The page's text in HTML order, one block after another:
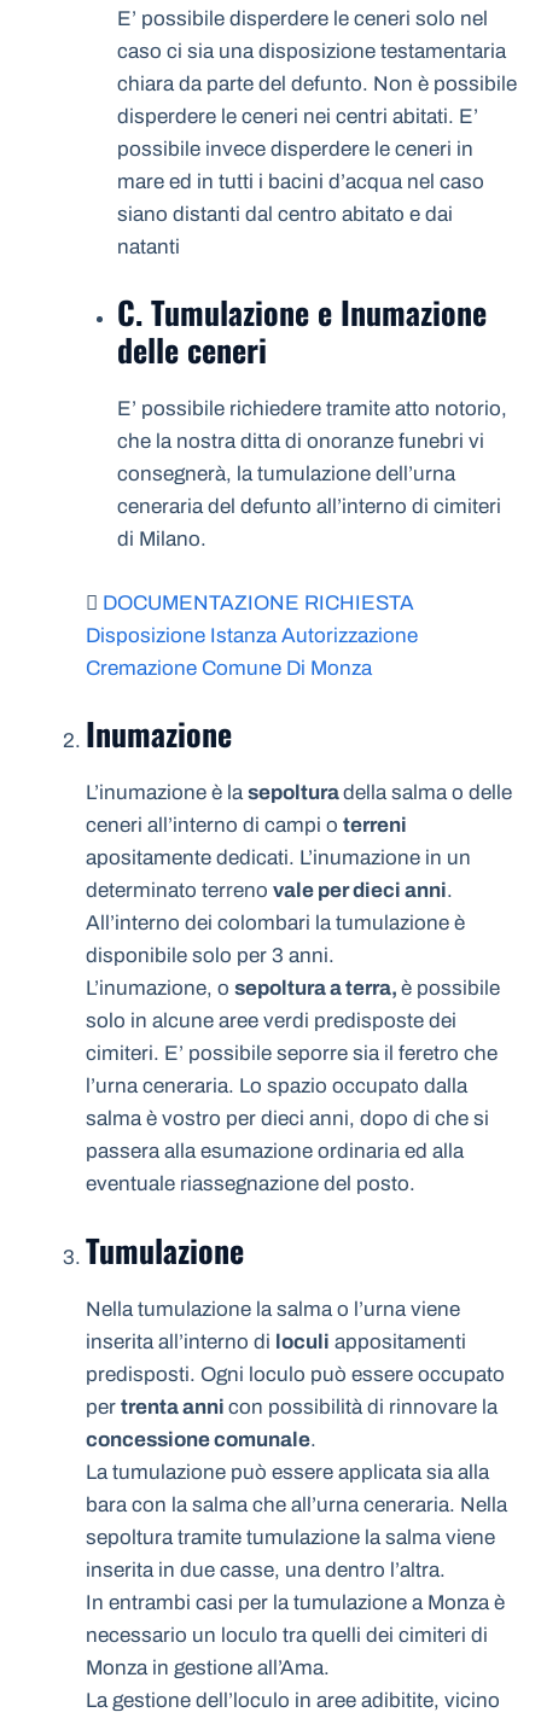
E’ possibile disperdere le ceneri solo nel
caso ci sia una disposizione testamentaria
chiara da parte del defunto. Non è possibile
disperdere le ceneri nei centri abitati. E’
possibile invece disperdere le ceneri in
mare ed in tutti i bacini d’acqua nel caso
siano distanti dal centro abitato e dai
natanti
C. Tumulazione e Inumazione
delle ceneri
E’ possibile richiedere tramite atto notorio,
che la nostra ditta di onoranze funebri vi
consegnerà, la tumulazione dell’urna
ceneraria del defunto all’interno di cimiteri
di Milano.
DOCUMENTAZIONE RICHIESTA
Disposizione Istanza Autorizzazione
Cremazione Comune Di Monza
Inumazione
L’inumazione è lasepolturadella salma o delle
ceneri all’interno di campi o terreni
apositamente dedicati. L’inumazione in un
determinato terreno vale per dieci anni.
All’interno dei colombari la tumulazione è
disponibile solo per 3 anni.
L’inumazione, o sepoltura a terra, è possibile
solo in alcune aree verdi predisposte dei
cimiteri. E’ possibile seporre sia il feretro che
l’urna ceneraria. Lo spazio occupato dalla
salma è vostro per dieci anni, dopo di che si
passera alla esumazione ordinaria ed alla
eventuale riassegnazione del posto.
Tumulazione
Nella tumulazione la salma o l’urna viene
inserita all’interno di loculi appositamenti
predisposti. Ogni loculo può essere occupato
per trenta anni con possibilità di rinnovare la
concessione comunale.
La tumulazione può essere applicata sia alla
bara con la salma che all’urna ceneraria. Nella
sepoltura tramite tumulazione la salma viene
inserita in due casse, una dentro l’altra.
In entrambi casi per la tumulazione a Monza è
necessario un loculo tra quelli dei cimiteri di
Monza in gestione all’Ama.
La gestione dell’loculo in aree adibitite, vicino